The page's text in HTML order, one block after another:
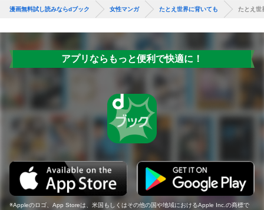
漫画無料試し読みならdブック 女性マンガ たとえ世界に背いても たとえ
アプリならもっと便利で快適に！
Appleのロゴ、App Storeは、米国もしくはその他の国や地域におけるApple Inc.の商標で